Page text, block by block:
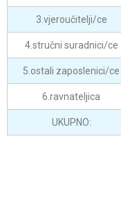
3.vjeroučitelji/ce
4.stručni suradnici/ce
5.ostali zaposlenici/ce
6.ravnateljica
UKUPNO: